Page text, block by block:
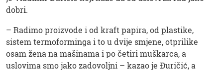
dobri.
– Radimo proizvode i od kraft papira, od plastike,
sistem termoforminga i to u dvije smjene, otprilike
osam žena na mašinama i po četiri muškarca, a
uslovima smo jako zadovoljni – kazao je Đuričić, a